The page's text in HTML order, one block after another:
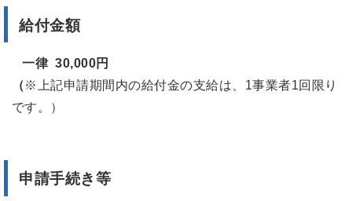
給付金額
一律 30,000円
（※上記申請期間内の給付金の支給は、1事業者1回限り
です。）
申請手続き等